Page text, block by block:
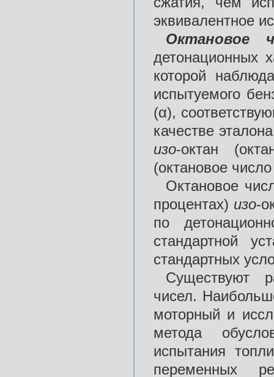
эквивалентное
Октановое
детонационных
которой
испытуемого
(α),
качестве
изо-октан
(октановое
Октановое
процентах) изо-
по
стандартной
стандартных
Существуют
чисел.
моторный и
метода
испытания
переменных